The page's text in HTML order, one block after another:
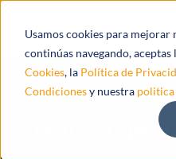
Usamos cookies para mejorar
continúas navegando, aceptas
Cookies, la Política de
Condicionesy nuestra politica
TP 07S